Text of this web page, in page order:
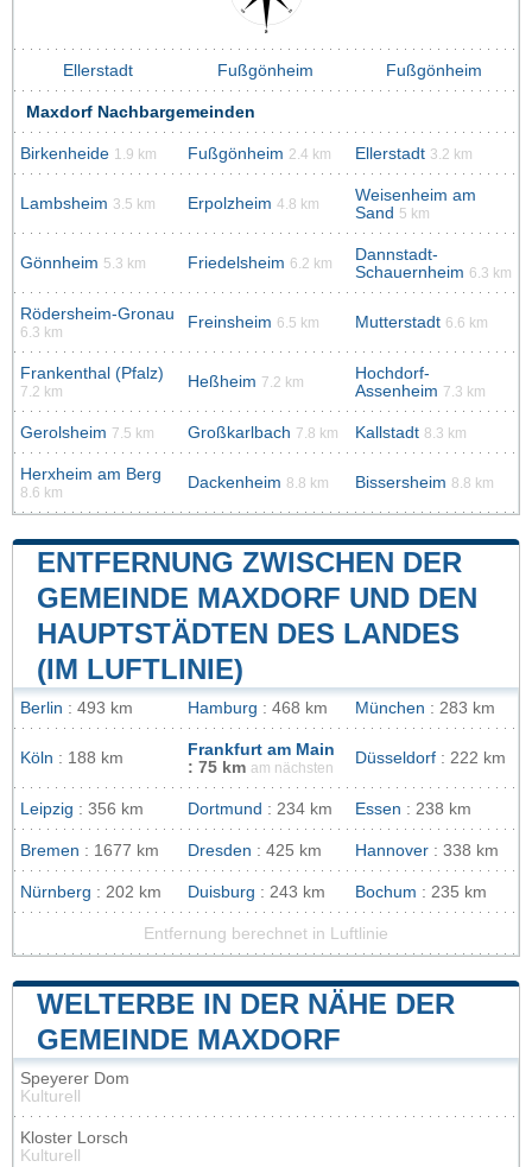
Ellerstadt Fußgönheim Fußgönheim
Maxdorf Nachbargemeinden
Birkenheide 1.9 km Fußgönheim 2.4 km Ellerstadt 3.2 km
Lambsheim 3.5 km Erpolzheim 4.8 km
Weisenheim am
Sand 5 km
Gönnheim 5.3 km Friedelsheim 6.2 km
Dannstadt-
Schauernheim 6.3 km
Rödersheim-Gronau
6.3 km
Freinsheim 6.5 km Mutterstadt 6.6 km
Frankenthal (Pfalz)
7.2 km
Heßheim 7.2 km
Hochdorf-
Assenheim 7.3 km
Gerolsheim 7.5 km Großkarlbach 7.8 km Kallstadt 8.3 km
Herxheim am Berg
8.6 km
Dackenheim 8.8 km Bissersheim 8.8 km
ENTFERNUNG ZWISCHEN DER
GEMEINDE MAXDORF UND DEN
HAUPTSTÄDTEN DES LANDES
(IM LUFTLINIE)
Berlin : 493 km Hamburg : 468 km München : 283 km
Köln : 188 km
Frankfurt am Main
: 75 km am nächsten
Düsseldorf : 222 km
Leipzig : 356 km Dortmund : 234 km Essen : 238 km
Bremen : 1677 km Dresden : 425 km Hannover : 338 km
Nürnberg : 202 km Duisburg : 243 km Bochum : 235 km
Entfernung berechnet in Luftlinie
WELTERBE IN DER NÄHE DER
GEMEINDE MAXDORF
Speyerer Dom
Kulturell
Kloster Lorsch
Kulturell